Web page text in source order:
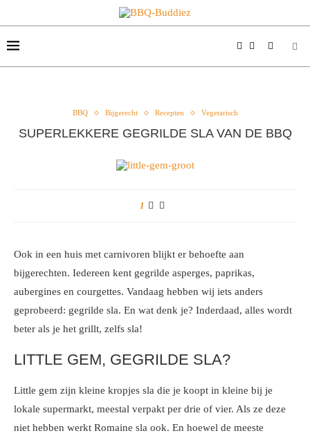
BBQ Bijgerecht Recepten Vegetarisch
SUPERLEKKERE GEGRILDE SLA VAN DE BBQ
1
Ook in een huis met carnivoren blijkt er behoefte aan
bijgerechten. Iedereen kent gegrilde asperges, paprikas,
aubergines en courgettes. Vandaag hebben wij iets anders
geprobeerd: gegrilde sla. En wat denk je? Inderdaad, alles wordt
beter als je het grillt, zelfs sla!
LITTLE GEM, GEGRILDE SLA?
Little gem zijn kleine kropjes sla die je koopt in kleine bij je
lokale supermarkt, meestal verpakt per drie of vier. Als ze deze
niet hebben werkt Romaine sla ook. En hoewel de meeste